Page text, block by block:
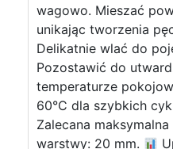
wagowo. Mieszać
unikając tworzenia
Delikatnie wlać do
Pozostawić do
temperaturze
60°C dla szybkich
Zalecana
warstwy: 20 mm.